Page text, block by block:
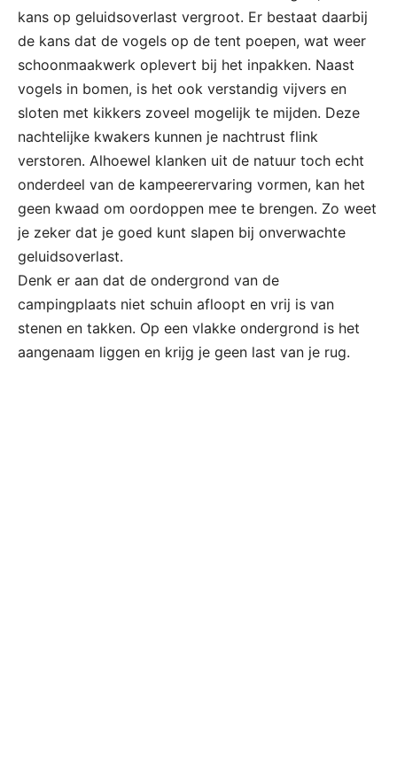
kans op geluidsoverlast vergroot. Er bestaat daarbij
de kans dat de vogels op de tent poepen, wat weer
schoonmaakwerk oplevert bij het inpakken. Naast
vogels in bomen, is het ook verstandig vijvers en
sloten met kikkers zoveel mogelijk te mijden. Deze
nachtelijke kwakers kunnen je nachtrust flink
verstoren. Alhoewel klanken uit de natuur toch echt
onderdeel van de kampeerervaring vormen, kan het
geen kwaad om oordoppen mee te brengen. Zo weet
je zeker dat je goed kunt slapen bij onverwachte
geluidsoverlast.
Denk er aan dat de ondergrond van de
campingplaats niet schuin afloopt en vrij is van
stenen en takken. Op een vlakke ondergrond is het
aangenaam liggen en krijg je geen last van je rug.